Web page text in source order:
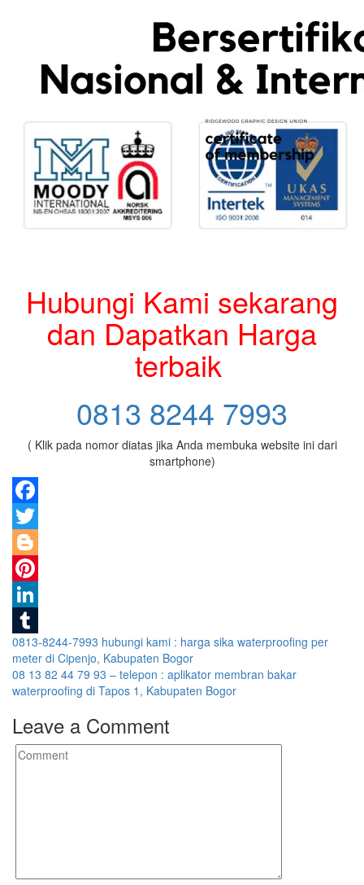
Hubungi Kami sekarang
dan Dapatkan Harga
terbaik
0813 8244 7993
( Klik pada nomor diatas jika Anda membuka website ini dari
smartphone)
Facebook
Twitter
Blogger
Pinterest
LinkedIn
Tumblr
Post
navigation
0813-8244-7993 hubungi kami : harga sika waterproofing per
meter di Cipenjo, Kabupaten Bogor
08 13 82 44 79 93 – telepon : aplikator membran bakar
waterproofing di Tapos 1, Kabupaten Bogor
Leave a Comment